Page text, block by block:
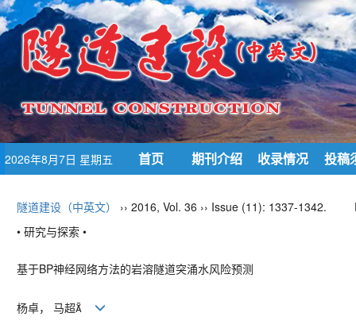
2026年8月7日 星期五 首页 期刊介绍 收录情况 投稿
隧道建设（中英文） ›› 2016, Vol. 36 ›› Issue (11): 1337-1342.
• 研究与探索 •
基于BP神经网络方法的岩溶隧道突涌水风险预测
杨卓， 马超